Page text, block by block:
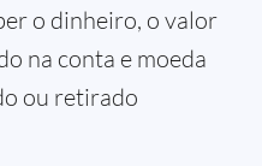
o dinheiro, o valor
na conta e moeda
ou retirado